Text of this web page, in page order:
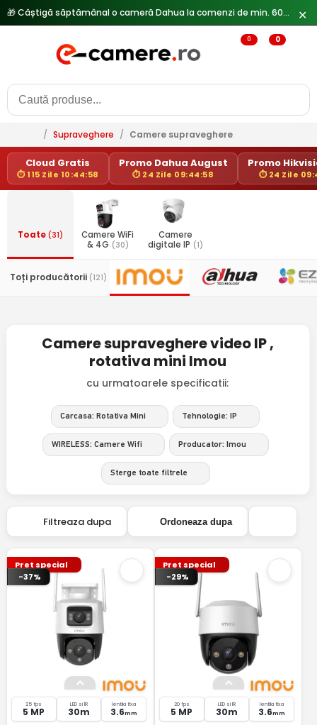
✕
0 0
/ Supraveghere / Camere supraveghere
Cloud Gratis
⏱ 115 Zile 10:44:58
Promo Dahua August
⏱ 24 Zile 09:44:58
Promo
⏱ 24 Zile
Toate(31)
Camere WiFi
& 4G (30)
Camere
digitale IP (1)
Toți producătorii (121)
Camere supraveghere video IP ,
rotativa mini Imou
cu urmatoarele specificatii:
Carcasa: Rotativa Mini Tehnologie: IP
WIRELESS: Camere Wifi Producator: Imou
Sterge toate filtrele
Filtreaza dupa Ordoneaza dupa
Pret special
-37%
25 fps
5 MP
LED si IR
30m
lentila fixa
3.6mm
Pret special
-29%
20 fps
5 MP
LED si IR
30m
lentila fixa
3.6mm